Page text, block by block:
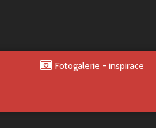
Fotogalerie - inspirace